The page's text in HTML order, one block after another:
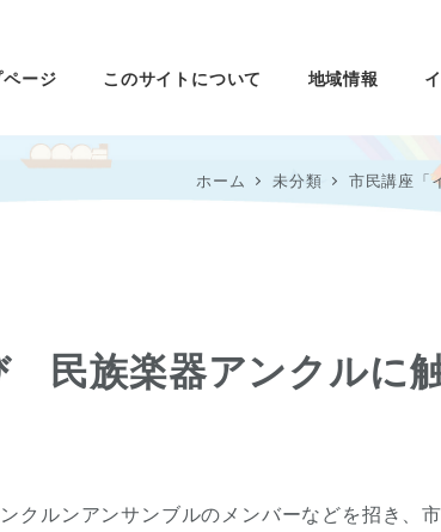
ページ このサイトについて 地域情報
ホーム 未分類 市民講座「
民族楽器アンクルに
クルンアンサンブルのメンバーなどを招き